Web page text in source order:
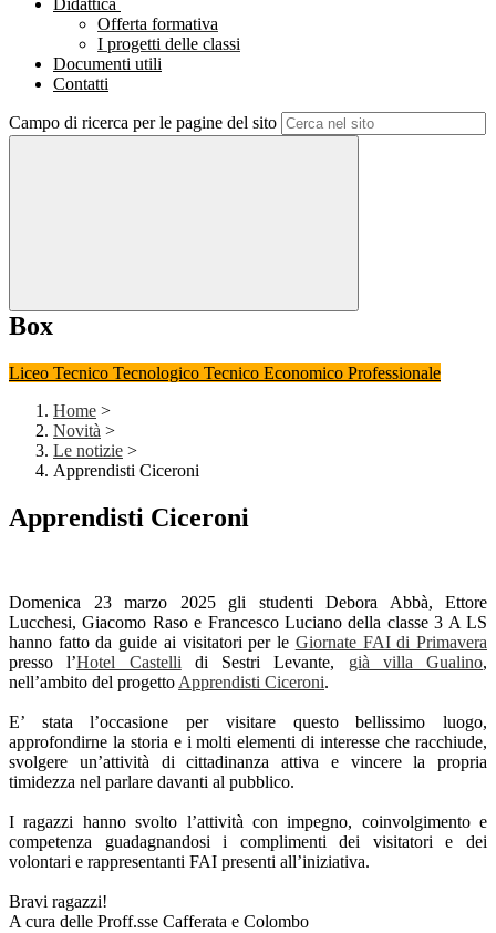
Didattica
Offerta formativa
I progetti delle classi
Documenti utili
Contatti
Campo di ricerca per le pagine del sito
Box
Liceo Tecnico Tecnologico Tecnico Economico Professionale
Home >
Novità >
Le notizie >
Apprendisti Ciceroni
Apprendisti Ciceroni
Domenica 23 marzo 2025 gli studenti Debora Abbà, Ettore
Lucchesi, Giacomo Raso e Francesco Luciano della classe 3 A LS
hanno fatto da guide ai visitatori per le Giornate FAI di Primavera
presso l’Hotel Castelli di Sestri Levante, già villa Gualino,
nell’ambito del progetto Apprendisti Ciceroni.
E’ stata l’occasione per visitare questo bellissimo luogo,
approfondirne la storia e i molti elementi di interesse che racchiude,
svolgere un’attività di cittadinanza attiva e vincere la propria
timidezza nel parlare davanti al pubblico.
I ragazzi hanno svolto l’attività con impegno, coinvolgimento e
competenza guadagnandosi i complimenti dei visitatori e dei
volontari e rappresentanti FAI presenti all’iniziativa.
Bravi ragazzi!
A cura delle Proff.sse Cafferata e Colombo